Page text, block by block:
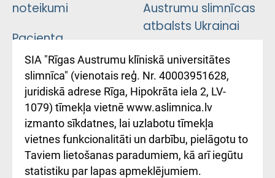
noteikumi
Pacienta
atsauksmju/sūdzību
iesniegšanas
kārtība
Kā pie mums nokļūt
Rēķinu apmaksas
ceļvedis
Austrumu slimnīcas
atbalsts Ukrainai
Підтримка Східної
лікарні та співпраця з
Україною
SIA "Rīgas Austrumu klīniskā universitātes
slimnīca" (vienotais reģ. Nr. 40003951628,
juridiskā adrese Rīga, Hipokrāta iela 2, LV-
1079) tīmekļa vietnē www.aslimnica.lv
izmanto sīkdatnes, lai uzlabotu tīmekļa
vietnes funkcionalitāti un darbību, pielāgotu to
Taviem lietošanas paradumiem, kā arī iegūtu
statistiku par lapas apmeklējumiem.